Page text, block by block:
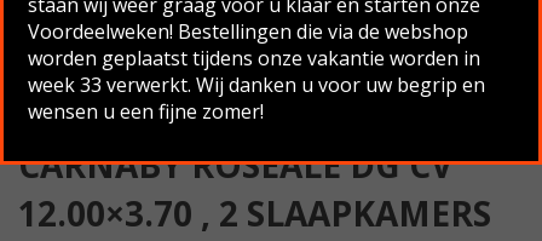
slaapkamers
Terug naar overzicht
CARNABY ROSEALE DG CV
12.00×3.70 , 2 SLAAPKAMERS
Voordeelweken! Bestellingen die via de webshop
worden geplaatst tijdens onze vakantie worden in
week 33 verwerkt. Wij danken u voor uw begrip en
wensen u een fijne zomer!